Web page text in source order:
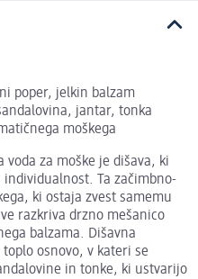
poper, jelkin balzam
jantar, tonka
moškega
voda za moške je dišava, ki
Ta začimbno-
ki ostaja zvest samemu
razkriva drzno mešanico
balzama. Dišavna
osnovo, v kateri se
in tonke, ki ustvarijo